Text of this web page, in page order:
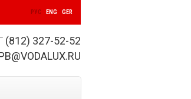
РУС ENG GER
(812) 327-52-52